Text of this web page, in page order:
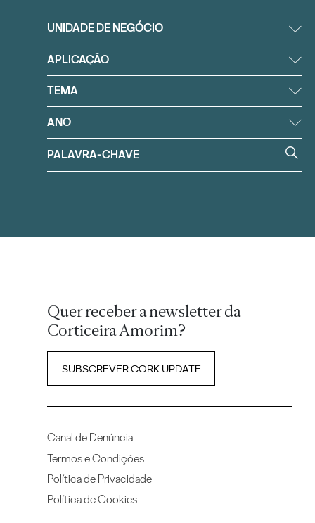
UNIDADE DE NEGÓCIO
APLICAÇÃO
TEMA
ANO
Quer receber a newsletter da
Corticeira Amorim?
SUBSCREVER CORK UPDATE
Canal de Denúncia
Termos e Condições
Política de Privacidade
Política de Cookies